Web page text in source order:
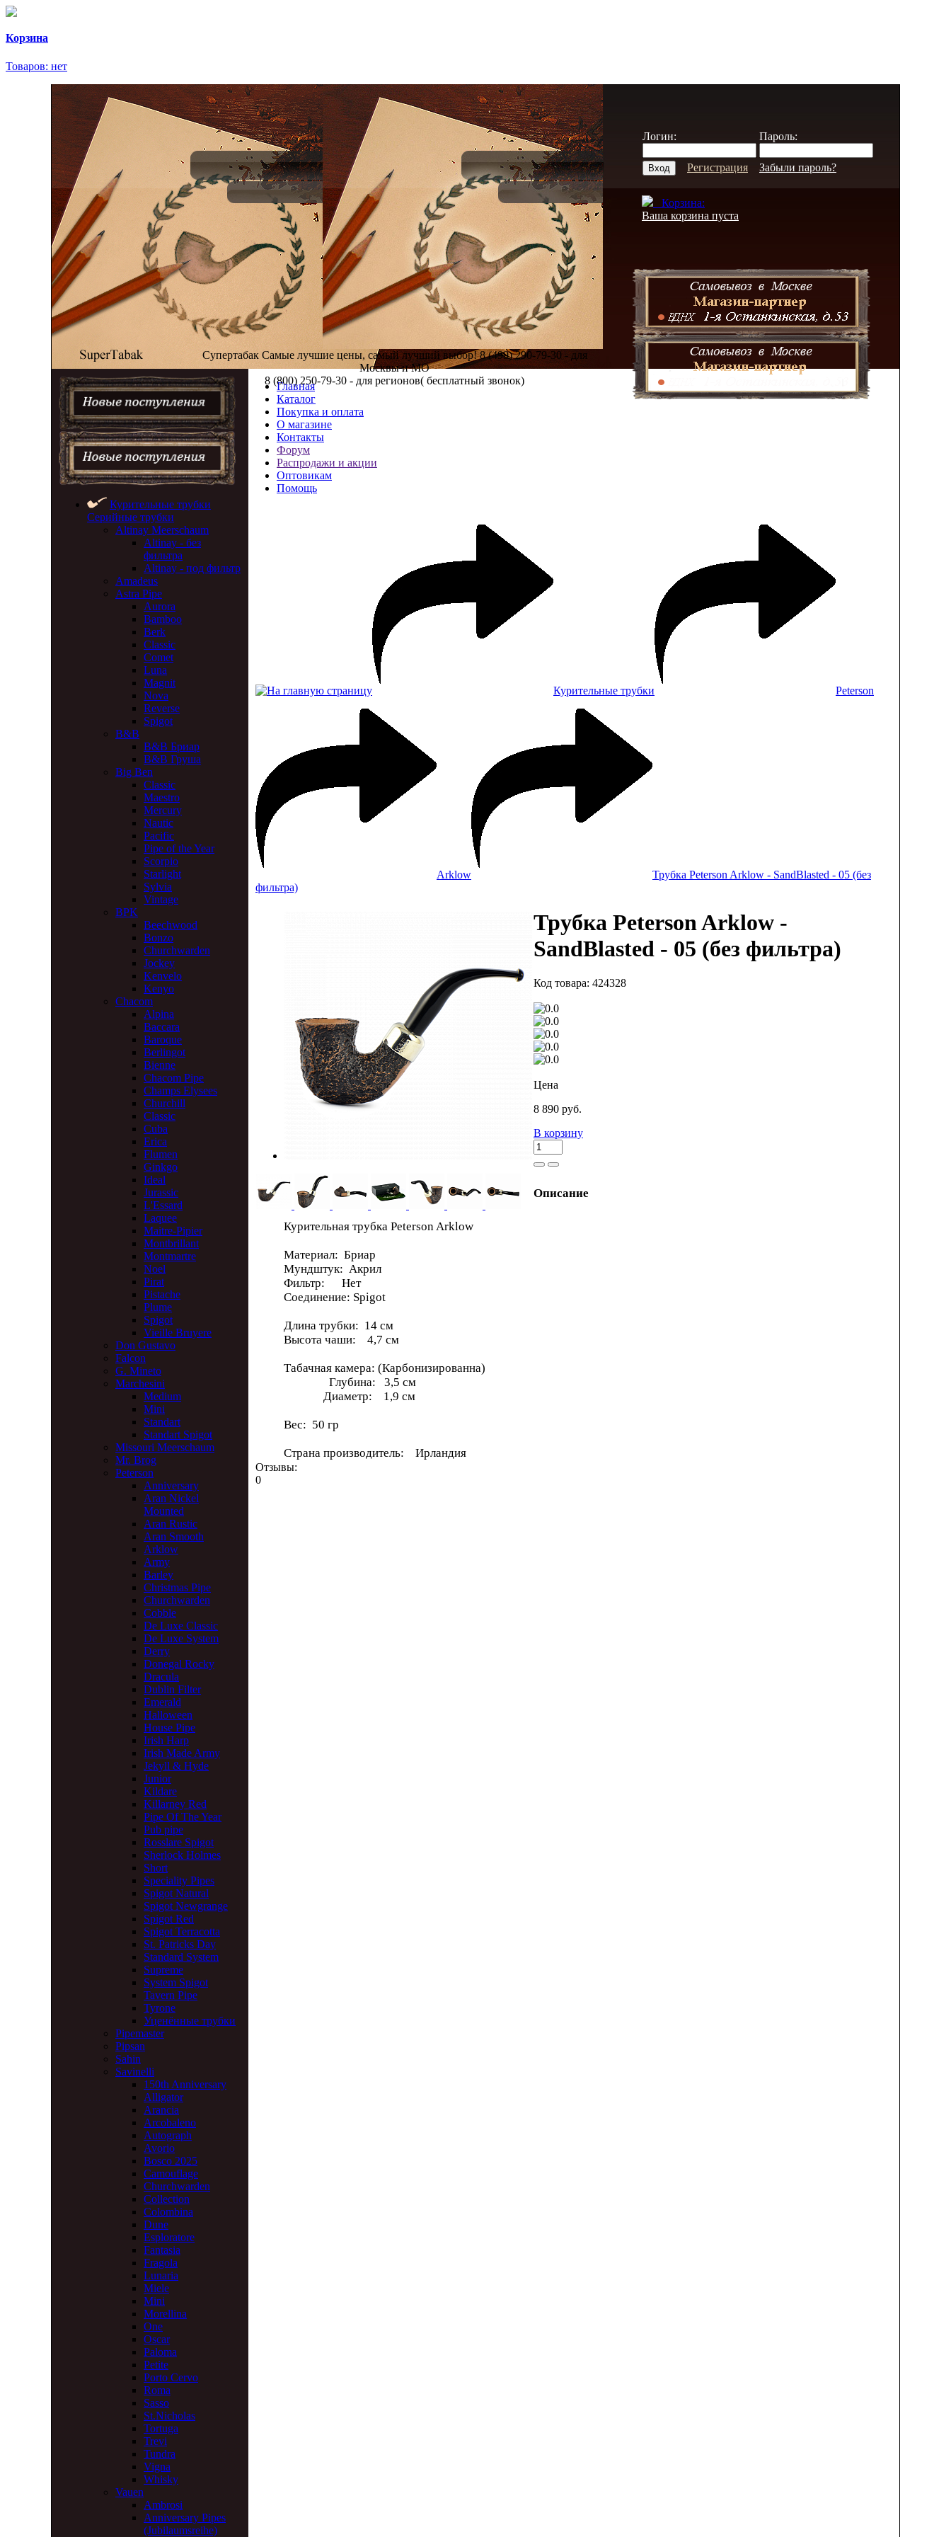
Корзина
Товаров: нет
Супертабак Самые лучшие цены, самый лучший выбор! 8 (499) 290-79-30 - для
Москвы и МО
8 (800) 250-79-30 - для регионов( бесплатный звонок)
Логин: Пароль:
Регистрация Забыли пароль?
Корзина:
Ваша корзина пуста
Курительные трубки
Серийные трубки
Altinay Meerschaum
Altinay - без
фильтра
Altinay - под фильтр
Amadeus
Astra Pipe
Aurora
Bamboo
Berk
Classic
Comet
Luna
Magnit
Nova
Reverse
Spigot
B&B
B&B Бриар
B&B Груша
Big Ben
Classic
Maestro
Mercury
Nautic
Pacific
Pipe of the Year
Scorpio
Starlight
Sylvia
Vintage
BPK
Beechwood
Bonzo
Churchwarden
Jockey
Kenvelo
Kenyo
Chacom
Alpina
Baccara
Baroque
Berlingot
Bienne
Chacom Pipe
Champs Elysees
Churchill
Classic
Cuba
Erica
Flumen
Ginkgo
Ideal
Jurassic
L'Essard
Laquee
Maitre-Pipier
Montbrillant
Montmartre
Noel
Pirat
Pistache
Plume
Spigot
Vieille Bruyere
Don Gustavo
Falcon
G. Mineto
Marchesini
Medium
Mini
Standart
Standart Spigot
Missouri Meerschaum
Mr. Brog
Peterson
Anniversary
Aran Nickel
Mounted
Aran Rustic
Aran Smooth
Arklow
Army
Barley
Christmas Pipe
Churchwarden
Cobble
De Luxe Classic
De Luxe System
Derry
Donegal Rocky
Dracula
Dublin Filter
Emerald
Halloween
House Pipe
Irish Harp
Irish Made Army
Jekyll & Hyde
Junior
Kildare
Killarney Red
Pipe Of The Year
Pub pipe
Rosslare Spigot
Sherlock Holmes
Short
Speciality Pipes
Spigot Natural
Spigot Newgrange
Spigot Red
Spigot Terracotta
St. Patricks Day
Standard System
Supreme
System Spigot
Tavern Pipe
Tyrone
Уценённые трубки
Pipemaster
Pipsan
Sahin
Savinelli
150th Anniversary
Alligator
Arancia
Arcobaleno
Autograph
Avorio
Bosco 2025
Camouflage
Churchwarden
Collection
Colombina
Dune
Esploratore
Fantasia
Fragola
Lunaria
Miele
Mini
Morellina
One
Oscar
Paloma
Petite
Porto Cervo
Roma
Sasso
St.Nicholas
Tortuga
Trevi
Tundra
Vigna
Whisky
Vauen
Ambrosi
Anniversary Pipes
(Jubilaumsreihe)
Главная
Каталог
Покупка и оплата
О магазине
Контакты
Форум
Распродажи и акции
Оптовикам
Помощь
Курительные трубки Peterson
Arklow
Трубка Peterson Arklow - SandBlasted - 05 (без
фильтра)
Трубка Peterson Arklow -
SandBlasted - 05 (без фильтра)
Код товара: 424328
Цена
8 890 руб.
В корзину
Описание
Курительная трубка Peterson Arklow
Материал: Бриар
Мундштук: Акрил
Фильтр: Нет
Соединение: Spigot
Длина трубки: 14 см
Высота чаши: 4,7 см
Табачная камера: (Карбонизированна)
Глубина: 3,5 см
Диаметр: 1,9 см
Вес: 50 гр
Страна производитель: Ирландия
Отзывы:
0